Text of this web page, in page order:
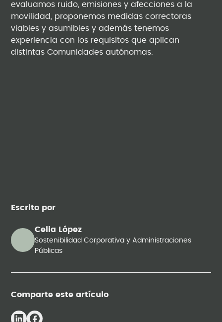
Escrito por
Celia López
Sostenibilidad Corporativa y Administraciones
Públicas
Comparte este artículo
evaluamos ruido, emisiones y afecciones a la
movilidad, proponemos medidas correctoras
viables y asumibles y además tenemos
experiencia con los requisitos que aplican
distintas Comunidades autónomas.